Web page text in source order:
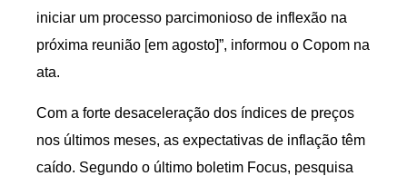
iniciar um processo parcimonioso de inflexão na
próxima reunião [em agosto]”, informou o Copom na
ata.
Com a forte desaceleração dos índices de preços
nos últimos meses, as expectativas de inflação têm
caído. Segundo o último boletim Focus, pesquisa